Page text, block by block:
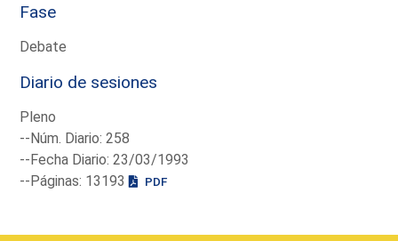
Fase
Debate
Diario de sesiones
Pleno
--Núm. Diario: 258
--Fecha Diario: 23/03/1993
--Páginas: 13193
PDF